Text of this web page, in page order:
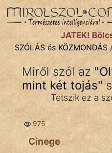
SZÓLÁS ÉS
Bibliai
Közmondások
Szállóigék
Szóláscsoportok
JÁTÉK!
SZÓLÁS és KÖZMONDÁS
Miről szól az "
mint két tojás"
Tetszik ez a
975
Cinege